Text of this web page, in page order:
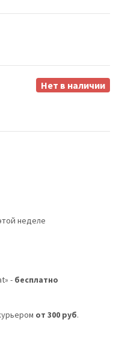
Нет в наличии
неделе
- бесплатно
от 300 руб.